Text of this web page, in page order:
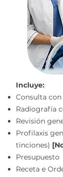
Incluye:
Consulta
Radiografía
Revisión
Profilaxis
tinciones)
Presupuesto
Receta e